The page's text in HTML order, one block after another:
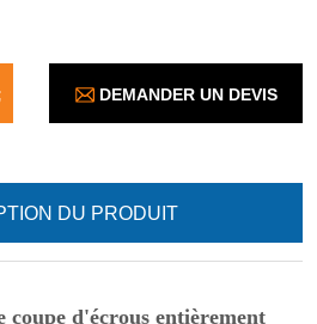
DEMANDER UN DEVIS
DU PRODUIT